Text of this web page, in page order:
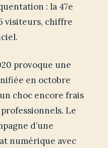
: la 47e
visiteurs, chiffre
provoque une
en octobre
choc encore frais
Le
d’une
numérique avec